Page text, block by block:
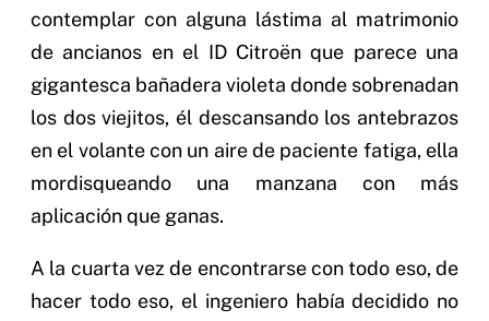
contemplar con alguna lástima al matrimonio
de ancianos en el ID Citroën que parece una
gigantesca bañadera violeta donde sobrenadan
los dos viejitos, él descansando los antebrazos
en el volante con un aire de paciente fatiga, ella
mordisqueando una manzana con más
aplicación que ganas.
A la cuarta vez de encontrarse con todo eso, de
hacer todo eso, el ingeniero había decidido no